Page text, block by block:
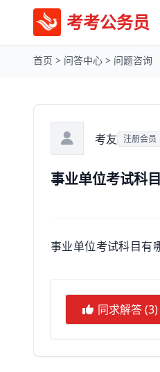
考考公务员
首页 > 问答中心 > 问题咨询
考友 注册会员
事业单位考试科
事业单位考试科目有
同求解答 (3)